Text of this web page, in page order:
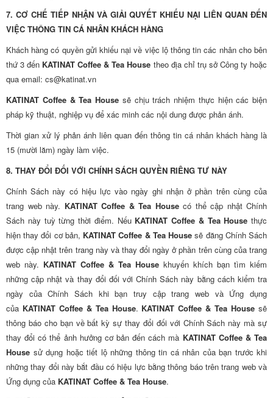
7. CƠ CHẾ TIẾP NHẬN VÀ GIẢI QUYẾT KHIẾU NẠI LIÊN QUAN ĐẾN
VIỆC THÔNG TIN CÁ NHÂN KHÁCH HÀNG
Khách hàng có quyền gửi khiếu nại về việc lộ thông tin các nhân cho bên
thứ 3 đến KATINAT Coffee & Tea House theo địa chỉ trụ sở Công ty hoặc
qua email: cs@katinat.vn
KATINAT Coffee & Tea House sẽ chịu trách nhiệm thực hiện các biện
pháp kỹ thuật, nghiệp vụ để xác minh các nội dung được phản ánh.
Thời gian xử lý phản ánh liên quan đến thông tin cá nhân khách hàng là
15 (mười lăm) ngày làm việc.
8. THAY ĐỔI ĐỐI VỚI CHÍNH SÁCH QUYỀN RIÊNG TƯ NÀY
Chính Sách này có hiệu lực vào ngày ghi nhận ở phần trên cùng của
trang web này. KATINAT Coffee & Tea Housecó thể cập nhật Chính
Sách này tuỳ từng thời điểm. Nếu KATINAT Coffee & Tea House thực
hiện thay đổi cơ bản, KATINAT Coffee & Tea House sẽ đăng Chính Sách
được cập nhật trên trang này và thay đổi ngày ở phần trên cùng của trang
web này. KATINAT Coffee & Tea House khuyến khích bạn tìm kiếm
những cập nhật và thay đổi đối với Chính Sách này bằng cách kiểm tra
ngày của Chính Sách khi bạn truy cập trang web và Ứng dụng
của KATINAT Coffee & Tea House. KATINAT Coffee & Tea House sẽ
thông báo cho bạn về bất kỳ sự thay đổi đối với Chính Sách này mà sự
thay đổi có thể ảnh hưởng cơ bản đến cách mà KATINAT Coffee & Tea
House sử dụng hoặc tiết lộ những thông tin cá nhân của bạn trước khi
những thay đổi này bắt đầu có hiệu lực bằng thông báo trên trang web và
Ứng dụng của KATINAT Coffee & Tea House.